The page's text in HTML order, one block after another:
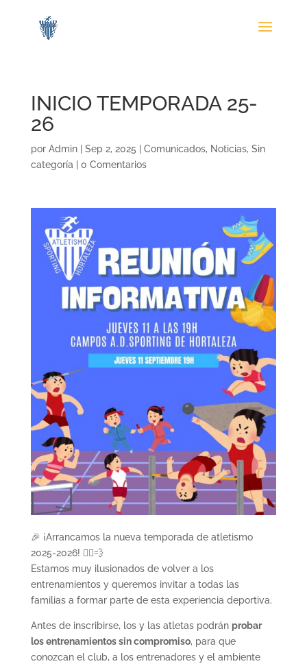
INICIO TEMPORADA 25-
26
por Admin| Sep 2, 2025 Comunicados, Noticias, Sin
categoría
0 Comentarios
🎉 ¡Arrancamos la nueva temporada de atletismo
2025-2026! 🏃‍♀️💨
Estamos muy ilusionados de volver a los
entrenamientos y queremos invitar a todas las
familias a formar parte de esta experiencia deportiva.
Antes de inscribirse, los y las atletas podrán probar
los entrenamientos sin compromiso, para que
conozcan el club, a los entrenadores y el ambiente